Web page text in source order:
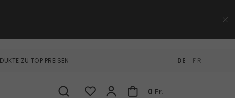
ZU TOP PREISEN DE FR
0 Fr.